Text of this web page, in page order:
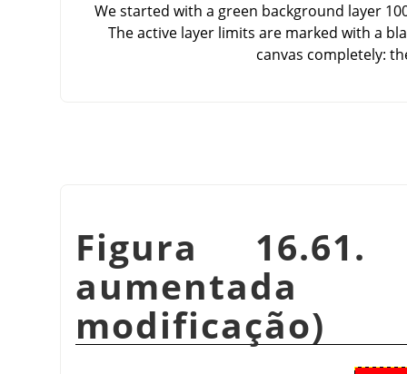
We started with a green background layer
The active layer limits are marked with a
canvas completely:
Figura
aumentada
modificação)